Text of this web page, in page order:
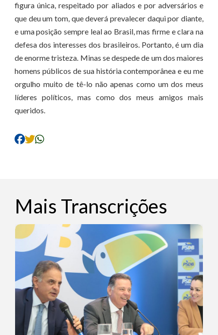
figura única, respeitado por aliados e por adversários e
que deu um tom, que deverá prevalecer daqui por diante,
e uma posição sempre leal ao Brasil, mas firme e clara na
defesa dos interesses dos brasileiros. Portanto, é um dia
de enorme tristeza. Minas se despede de um dos maiores
homens públicos de sua história contemporânea e eu me
orgulho muito de tê-lo não apenas como um dos meus
líderes políticos, mas como dos meus amigos mais
queridos.
Mais Transcrições